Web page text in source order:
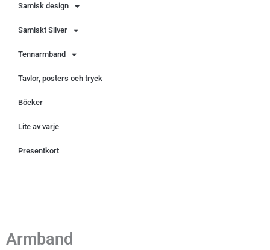
Samisk design
Samiskt Silver
Tennarmband
Tavlor, posters och tryck
Böcker
Lite av varje
Presentkort
Armband